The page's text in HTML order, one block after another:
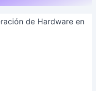
de Hardware en